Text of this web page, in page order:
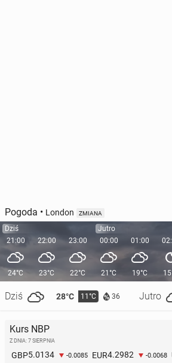
Pogoda • London ZMIANA
Dziś
21:00
24°C
Dziś 28°C 11°C 36 Jutro
22:00
23°C
23:00
22°C
Jutro
00:00
21°C
01:00
19°C
Kurs NBP
Z DNIA: 7 SIERPNIA
GBP5.0134 -0.0085 EUR4.2982 -0.0068